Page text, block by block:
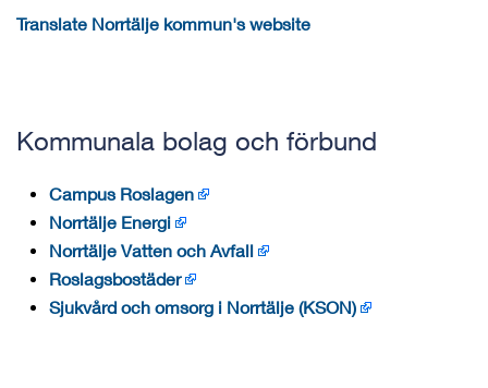
Translate Norrtälje kommun's website
Kommunala bolag och förbund
Campus Roslagen
Norrtälje Energi
Norrtälje Vatten och Avfall
Roslagsbostäder
Sjukvård och omsorg i Norrtälje (KSON)